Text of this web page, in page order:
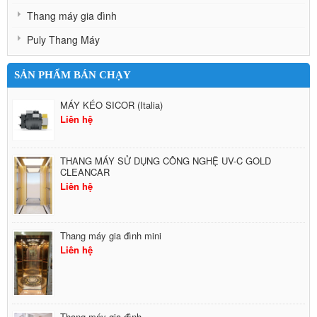
Thang máy gia đình
Puly Thang Máy
SẢN PHẨM BÁN CHẠY
MÁY KÉO SICOR (Italia)
Liên hệ
THANG MÁY SỬ DỤNG CÔNG NGHỆ UV-C GOLD
CLEANCAR
Liên hệ
Thang máy gia đình mini
Liên hệ